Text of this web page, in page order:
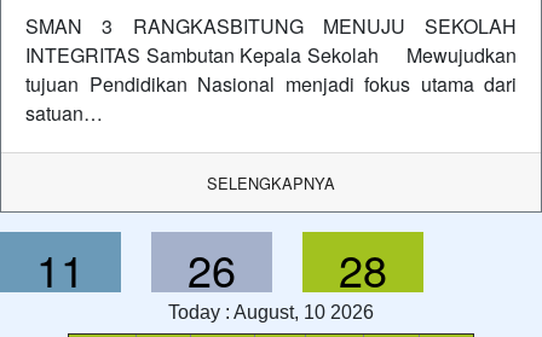
SMAN 3 RANGKASBITUNG MENUJU SEKOLAH
INTEGRITAS Sambutan Kepala Sekolah Mewujudkan
tujuan Pendidikan Nasional menjadi fokus utama dari
satuan…
SELENGKAPNYA
11 26 29
Today : August, 10 2026